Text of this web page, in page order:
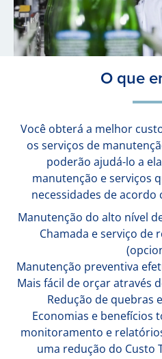
O que
Você obterá a melhor
os serviços de
poderão ajudá-lo a
manutenção e serviços
necessidades de
Manutenção do alto nível
Chamada e serviço de
Manutenção preventiva
Mais fácil de orçar através
Redução de quebras
Economias e benefícios
monitoramento e
uma redução do Custo